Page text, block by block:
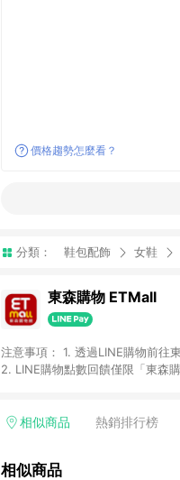
價格趨勢怎麼看？
分類： 鞋包配飾 女鞋
東森購物 ETMall
注意事項： 1. 透過LINE購物前往
2. LINE購物點數回饋僅限「東森
「草莓網」全館商品。 4. 如取消
面顯示為準。 7. LINE購物設有「
相似商品 熱銷排行榜
相似商品